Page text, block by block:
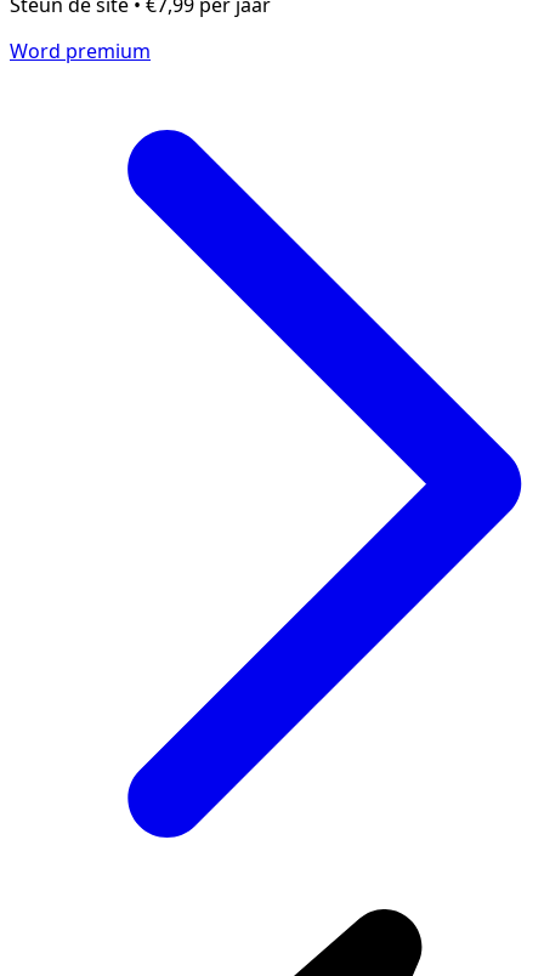
Word premium